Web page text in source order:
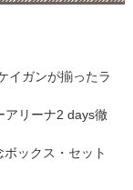
イガンが揃ったラ
アリーナ2 days徹
ックス・セット